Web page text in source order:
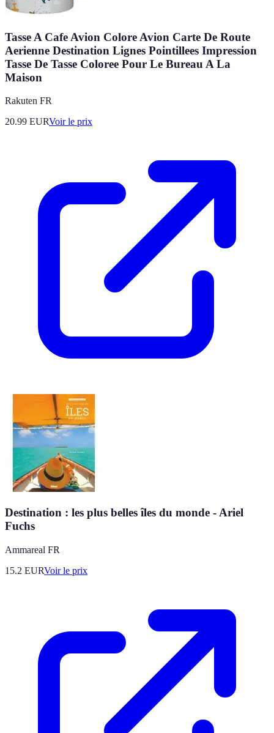
Tasse A Cafe Avion Colore Avion Carte De Route
Aerienne Destination Lignes Pointillees Impression
Tasse De Tasse Coloree Pour Le Bureau A La
Maison
Rakuten FR
20.99 EURVoir le prix
Destination : les plus belles îles du monde - Ariel
Fuchs
Ammareal FR
15.2 EURVoir le prix